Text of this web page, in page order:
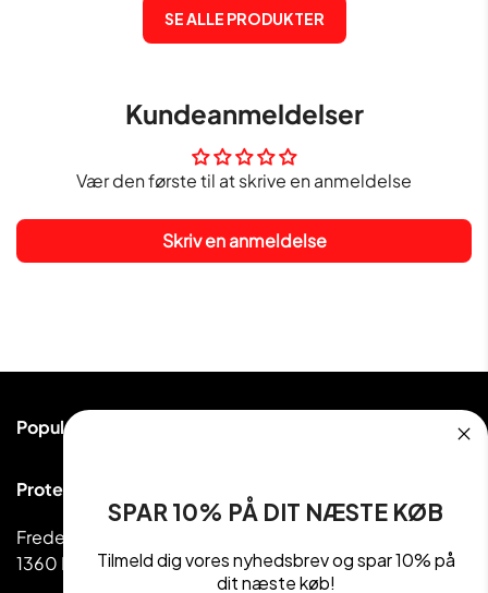
SE ALLE PRODUKTER
Kundeanmeldelser
Vær den første til at skrive en anmeldelse
Skriv en anmeldelse
Proteinudsalg ApS
Frederiksborggade 39
1360 København
Populære kategorier
Håndvægte & Vægte
Madvarer
Kettlebell
SPAR 10% PÅ DIT NÆSTE KØB
Tilmeld dig vores nyhedsbrev og spar 10% på
dit næste køb!